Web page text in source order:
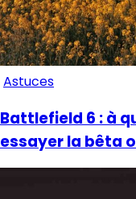
Astuces
Battlefield 6 : à
essayer la bêta